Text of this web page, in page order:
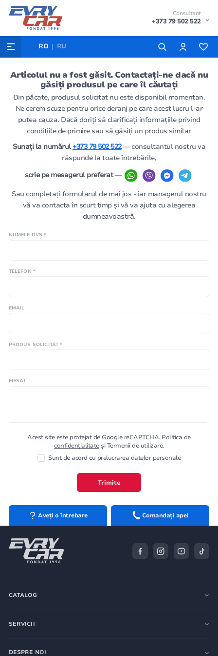
Consultant
+373 79 502 522
RO RU
Articolul nu a fost găsit. Contactați-ne dacă nu
găsiți produsul pe care îl căutați
Din păcate, produsul solicitat nu este disponibil momentan.
Ne cerem scuze pentru orice deranj pe care acest lucru l-ar
putea cauza. Dacă doriți să clarificați informațiile privind
condițiile de primire sau să găsiți un produs similar
Sunați la numărul+373 79 502 522— consultantul nostru va
răspunde la toate întrebările,
scrie pe mesagerul preferat —
Sau completați formularul de mai jos - iar managerul nostru
vă va contacta în scurt timp și vă va ajuta cu alegerea
dumneavoastră.
NUMELE DVS *
TELEFON *
EMAIL
PRODUS SOLICITAT *
MESAJ
Acest site este protejat de Google reCAPTCHA. Politica de
confidențialitateși Termenii de utilizare.
Sunt de acord cu prelucrarea datelor personale
Trimite
Aveți o întrebare Comandați apel
CATALOG
SERVICII
DESPRE NOI